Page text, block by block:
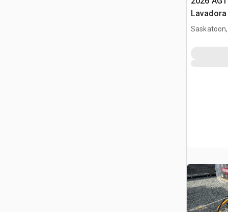
(Unused)
Saskatoon,